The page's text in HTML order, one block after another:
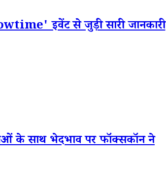
इवेंट से जुड़ी सारी जानकारी
के साथ भेदभाव पर फॉक्सकॉन ने